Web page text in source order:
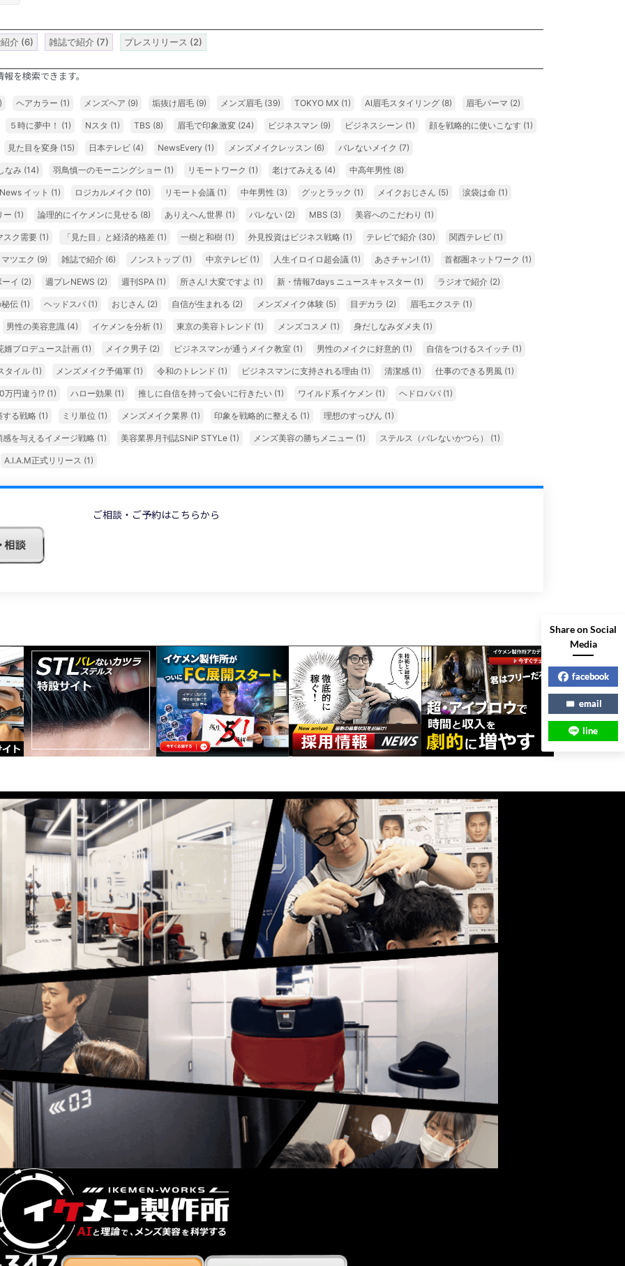
介 (6) 雑誌で紹介 (7) プレスリリース (2)
を検索できます。
ヘアカラー (1) メンズヘア (9) 垢抜け眉毛 (9) メンズ眉毛 (39) TOKYO MX (1) AI眉毛スタイリング (8) 眉毛パーマ (2)
５時に夢中！ (1) Nスタ (1) TBS (8) 眉毛で印象激変 (24) ビジネスマン (9) ビジネスシーン (1) 顔を戦略的に使いこなす (1)
見た目を変身 (15) 日本テレビ (4) NewsEvery (1) メンズメイクレッスン (6) バレないメイク (7)
なみ (14) 羽鳥慎一のモーニングショー (1) リモートワーク (1) 老けてみえる (4) 中高年男性 (8)
イット (1) ロジカルメイク (10) リモート会議 (1) 中年男性 (3) グッとラック (1) メイクおじさん (5) 涙袋は命 (1)
ー (1) 論理的にイケメンに見せる (8) ありえへん世界 (1) バレない (2) MBS (3) 美容へのこだわり (1)
スク需要 (1) 「見た目」と経済的格差 (1) 一樹と和樹 (1) 外見投資はビジネス戦略 (1) テレビで紹介 (30) 関西テレビ (1)
ツエク (9) 雑誌で紹介 (6) ノンストップ (1) 中京テレビ (1) 人生イロイロ超会議 (1) あさチャン! (1) 首都圏ネットワーク (1)
イ (2) 週プレNEWS (2) 週刊SPA (1) 所さん! 大変ですよ (1) 新・情報7days ニュースキャスター (1) ラジオで紹介 (2)
伝 (1) ヘッドスパ (1) おじさん (2) 自信が生まれる (2) メンズメイク体験 (5) 目ヂカラ (2) 眉毛エクステ (1)
男性の美容意識 (4) イケメンを分析 (1) 東京の美容トレンド (1) メンズコスメ (1) 身だしなみダメ夫 (1)
婿プロデュース計画 (1) メイク男子 (2) ビジネスマンが通うメイク教室 (1) 男性のメイクに好意的 (1) 自信をつけるスイッチ (1)
タイル (1) メンズメイク予備軍 (1) 令和のトレンド (1) ビジネスマンに支持される理由 (1) 清潔感 (1) 仕事のできる男風 (1)
万円違う!? (1) ハロー効果 (1) 推しに自信を持って会いに行きたい (1) ワイルド系イケメン (1) ヘドロパパ (1)
する戦略 (1) ミリ単位 (1) メンズメイク業界 (1) 印象を戦略的に整える (1) 理想のすっぴん (1)
を与えるイメージ戦略 (1) 美容業界月刊誌SNiP STYLe (1) メンズ美容の勝ちメニュー (1) ステルス（バレないかつら） (1)
A.I.A.M正式リリース (1)
ご相談・ご予約はこちらから
Share on Social
Media
facebook
email
line